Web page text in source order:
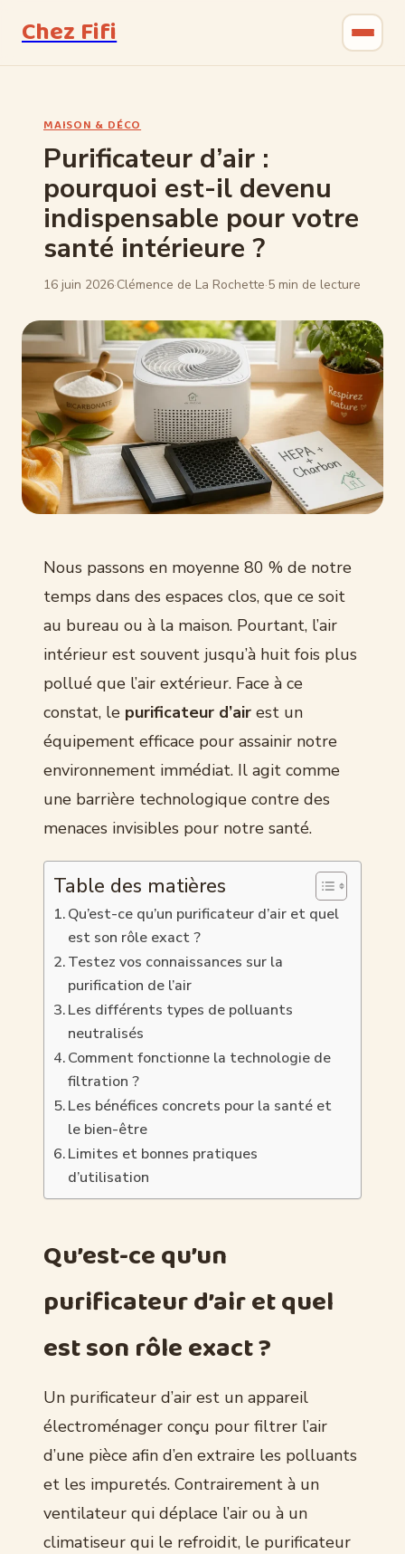
Chez Fifi
Bricolage
Jardinage
Maison & Déco
MAISON & DÉCO
Purificateur d’air :
pourquoi est-il devenu
indispensable pour votre
santé intérieure ?
16 juin 2026·Clémence de La Rochette·5 min de lecture
Nous passons en moyenne 80 % de notre
temps dans des espaces clos, que ce soit
au bureau ou à la maison. Pourtant, l’air
intérieur est souvent jusqu’à huit fois plus
pollué que l’air extérieur. Face à ce
constat, le purificateur d’air est un
équipement efficace pour assainir notre
environnement immédiat. Il agit comme
une barrière technologique contre des
menaces invisibles pour notre santé.
Table des matières
Qu’est-ce qu’un purificateur d’air et quel
est son rôle exact ?
Testez vos connaissances sur la
purification de l’air
Les différents types de polluants
neutralisés
Comment fonctionne la technologie de
filtration ?
Les bénéfices concrets pour la santé et
le bien-être
Limites et bonnes pratiques
d’utilisation
Qu’est-ce qu’un
purificateur d’air et quel
est son rôle exact ?
Un purificateur d’air est un appareil
électroménager conçu pour filtrer l’air
d’une pièce afin d’en extraire les polluants
et les impuretés. Contrairement à un
ventilateur qui déplace l’air ou à un
climatiseur qui le refroidit, le purificateur